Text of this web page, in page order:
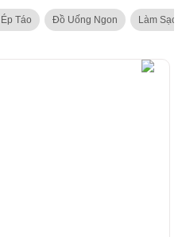
Táo Đồ Uống Ngon Làm